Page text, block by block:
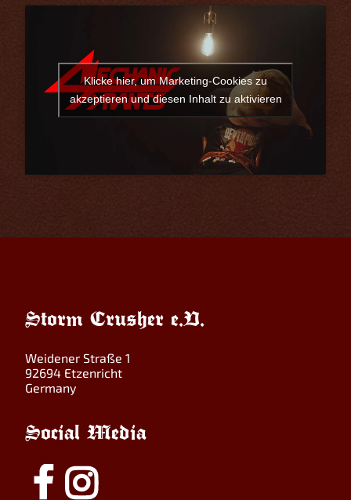
Klicke hier, um Marketing-Cookies zu
akzeptieren und diesen Inhalt zu aktivieren
Storm Crusher e.V.
Weidener Straße 1
92694 Etzenricht
Germany
Social Media